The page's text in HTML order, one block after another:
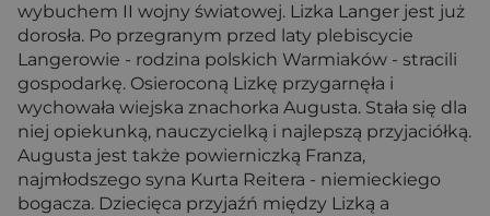
wybuchem II wojny światowej. Lizka Langer jest już
dorosła. Po przegranym przed laty plebiscycie
Langerowie - rodzina polskich Warmiaków - stracili
gospodarkę. Osieroconą Lizkę przygarnęła i
wychowała wiejska znachorka Augusta. Stała się dla
niej opiekunką, nauczycielką i najlepszą przyjaciółką.
Augusta jest także powierniczką Franza,
najmłodszego syna Kurta Reitera - niemieckiego
bogacza. Dziecięca przyjaźń między Lizką a